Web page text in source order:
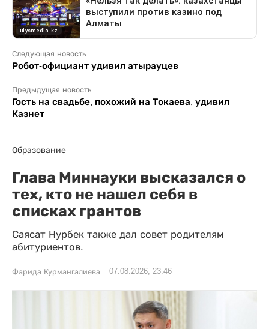
Следующая новость
Робот-официант удивил атырауцев
Предыдущая новость
Гость на свадьбе, похожий на Токаева, удивил
Казнет
Образование
Глава Миннауки высказался о
тех, кто не нашел себя в
списках грантов
Саясат Нурбек также дал совет родителям
абитуриентов.
Фарида Курмангалиева 07.08.2026, 23:46